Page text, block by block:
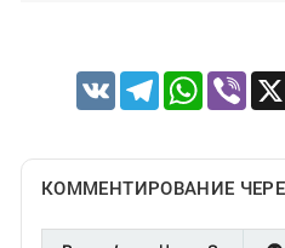
VK TelegramWhatsApp
Viber
КОММЕНТИРОВАНИЕ